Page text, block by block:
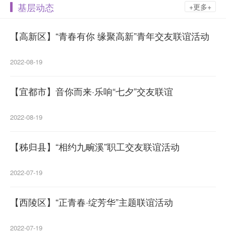
基层动态 +更多+
【高新区】“青春有你 缘聚高新”青年交友联谊活动
2022-08-19
【宜都市】音你而来·乐响“七夕”交友联谊
2022-08-19
【秭归县】“相约九畹溪”职工交友联谊活动
2022-07-19
【西陵区】“正青春·绽芳华”主题联谊活动
2022-07-19